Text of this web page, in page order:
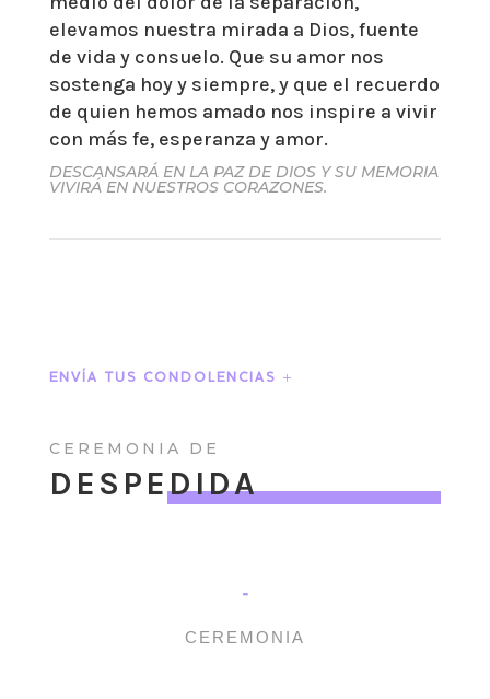
elevamos nuestra mirada a Dios, fuente
de vida y consuelo. Que su amor nos
sostenga hoy y siempre, y que el recuerdo
de quien hemos amado nos inspire a vivir
con más fe, esperanza y amor.
DESCANSARÁ EN LA PAZ DE DIOS Y SU MEMORIA
VIVIRÁ EN NUESTROS CORAZONES.
ENVÍA TUS CONDOLENCIAS
CEREMONIA DE
DESPEDIDA
-
CEREMONIA